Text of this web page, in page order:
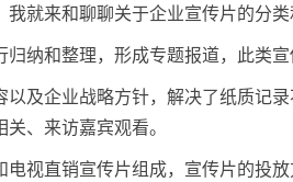
就来和聊聊关于企业宣传片的分类
纳和整理，形成专题报道，此类
及企业战略方针，解决了纸质记
、来访嘉宾观看。
视直销宣传片组成，宣传片的投放